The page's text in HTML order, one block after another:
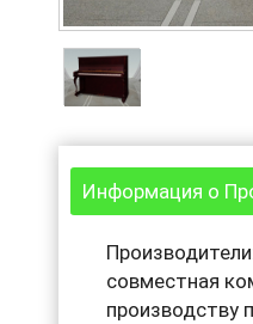
Информация о
совместная
производству